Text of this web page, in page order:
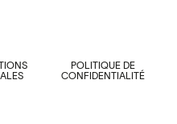
POLITIQUE DE
CONFIDENTIALITÉ